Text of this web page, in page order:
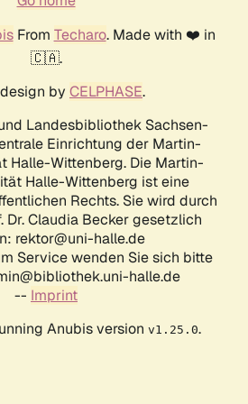
From Techaro. Made with ❤️ in
🇨🇦.
by CELPHASE.
Landesbibliothek Sachsen-
Einrichtung der Martin-
Halle-Wittenberg. Die Martin-
Halle-Wittenberg ist eine
Rechts. Sie wird durch
Dr. Claudia Becker gesetzlich
rektor@uni-halle.de
Service wenden Sie sich bitte
halle.de
-- Imprint
Anubis version v1.25.0.